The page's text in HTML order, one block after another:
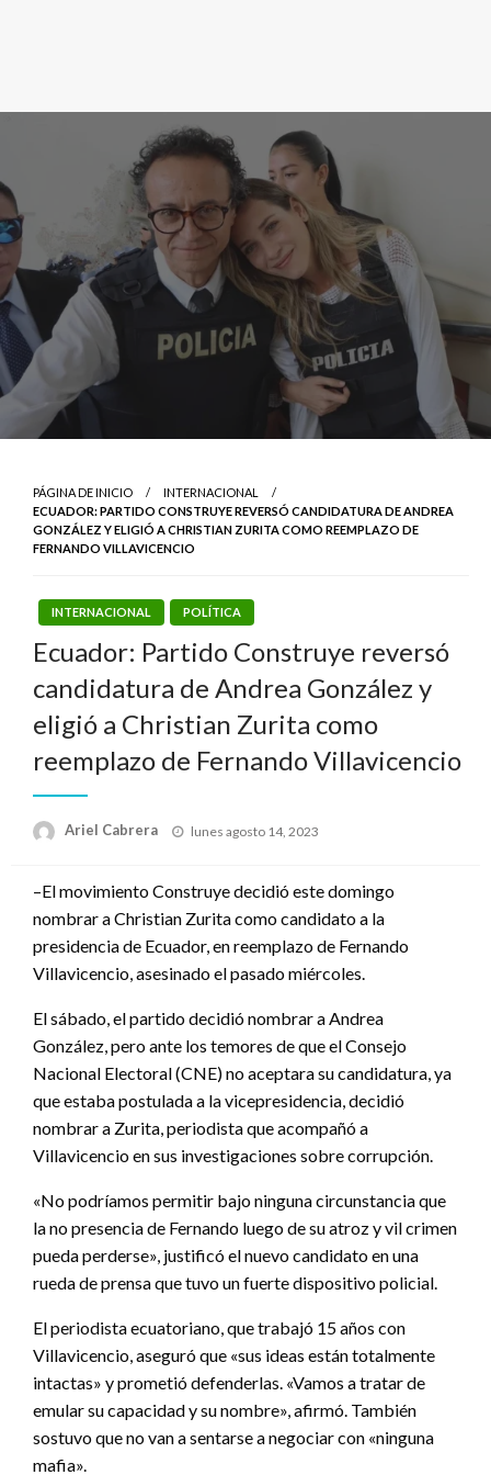
PÁGINA DE INICIO
INTERNACIONAL
ECUADOR: PARTIDO CONSTRUYE REVERSÓ CANDIDATURA DE ANDREA
GONZÁLEZ Y ELIGIÓ A CHRISTIAN ZURITA COMO REEMPLAZO DE
FERNANDO VILLAVICENCIO
INTERNACIONAL POLÍTICA
Ecuador: Partido Construye reversó
candidatura de Andrea González y
eligió a Christian Zurita como
reemplazo de Fernando Villavicencio
Ariel Cabrera
Publicado
lunes agosto 14, 2023
–El movimiento Construye decidió este domingo
nombrar a Christian Zurita como candidato a la
presidencia de Ecuador, en reemplazo de Fernando
Villavicencio, asesinado el pasado miércoles.
El sábado, el partido decidió nombrar a Andrea
González, pero ante los temores de que el Consejo
Nacional Electoral (CNE) no aceptara su candidatura, ya
que estaba postulada a la vicepresidencia, decidió
nombrar a Zurita, periodista que acompañó a
Villavicencio en sus investigaciones sobre corrupción.
«No podríamos permitir bajo ninguna circunstancia que
la no presencia de Fernando luego de su atroz y vil crimen
pueda perderse», justificó el nuevo candidato en una
rueda de prensa que tuvo un fuerte dispositivo policial.
El periodista ecuatoriano, que trabajó 15 años con
Villavicencio, aseguró que «sus ideas están totalmente
intactas» y prometió defenderlas. «Vamos a tratar de
emular su capacidad y su nombre», afirmó. También
sostuvo que no van a sentarse a negociar con «ninguna
mafia».